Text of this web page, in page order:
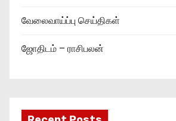
வேலைவாய்ப்பு செய்திகள்
ஜோதிடம் – ராசிபலன்